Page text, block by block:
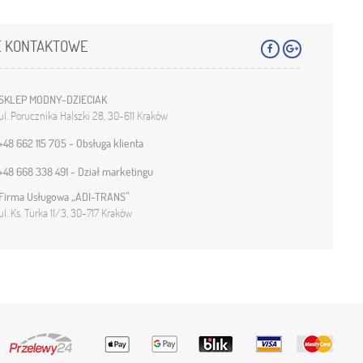
KONTAKTOWE
MODNY-DZIECIAK
ul. Porucznika Halszki 28, 30-611 Kraków
662 115 705 - Obsługa klienta
668 338 491 - Dział marketingu
Firma Usługowa „ADI-TRANS”
ul. Ks. Turka 11/3, 30-717 Kraków